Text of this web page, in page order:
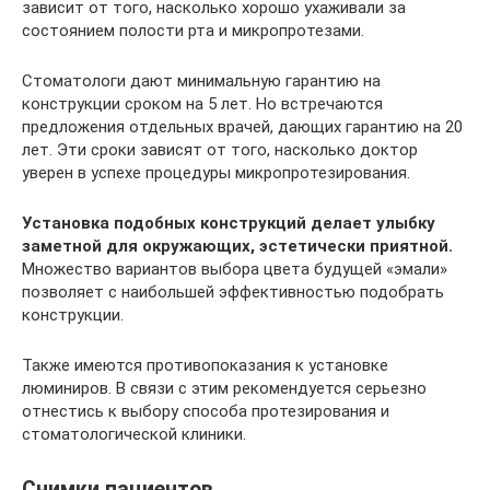
зависит от того, насколько хорошо ухаживали за
состоянием полости рта и микропротезами.
Стоматологи дают минимальную гарантию на
конструкции сроком на 5 лет. Но встречаются
предложения отдельных врачей, дающих гарантию на 20
лет. Эти сроки зависят от того, насколько доктор
уверен в успехе процедуры микропротезирования.
Установка подобных конструкций делает улыбку
заметной для окружающих, эстетически приятной.
Множество вариантов выбора цвета будущей «эмали»
позволяет с наибольшей эффективностью подобрать
конструкции.
Также имеются противопоказания к установке
люминиров. В связи с этим рекомендуется серьезно
отнестись к выбору способа протезирования и
стоматологической клиники.